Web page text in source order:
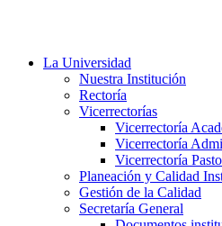
La Universidad
Nuestra Institución
Rectoría
Vicerrectorías
Vicerrectoría
Vicerrectoría
Vicerrectoría
Planeación y Calidad
Gestión de la Calidad
Secretaría General